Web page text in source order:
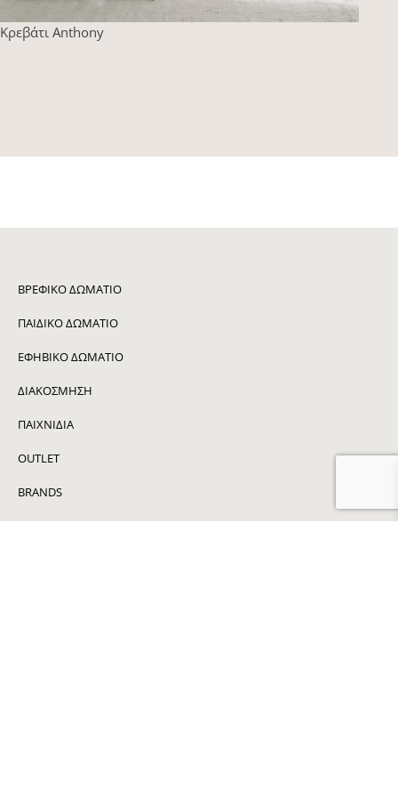
Κρεβάτι Anthony
ΒΡΕΦΙΚΌ ΔΩΜΆΤΙΟ
ΠΑΙΔΙΚΌ ΔΩΜΆΤΙΟ
ΕΦΗΒΙΚΌ ΔΩΜΆΤΙΟ
ΔΙΑΚΌΣΜΗΣΗ
ΠΑΙΧΝΙΔΙΑ
OUTLET
BRANDS
ΜΕΤΑΒΑΣΗ ΣΕ KOURTIS GROUP